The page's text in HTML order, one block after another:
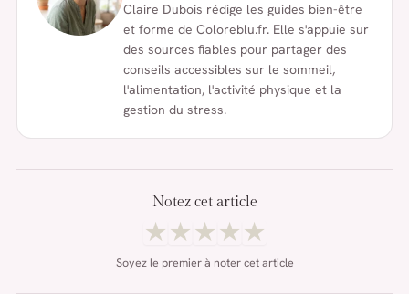
Claire Dubois rédige les guides bien-être
et forme de Coloreblu.fr. Elle s'appuie sur
des sources fiables pour partager des
conseils accessibles sur le sommeil,
l'alimentation, l'activité physique et la
gestion du stress.
Notez cet article
★★★★★
Soyez le premier à noter cet article